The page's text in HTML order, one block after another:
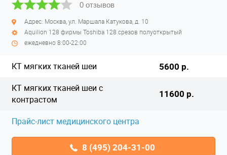
0 отзывов
Адрес: Москва, ул. Маршала Катукова, д. 10
Aquilion 128 фирмы Toshiba 128 срезов полуоткрытый
ежедневно 8:00-22:00
КТ мягких тканей шеи 5600 р.
КТ мягких тканей шеи с
контрастом
11600 р.
Прайс-лист медицинского центра
8 (495) 204-31-00